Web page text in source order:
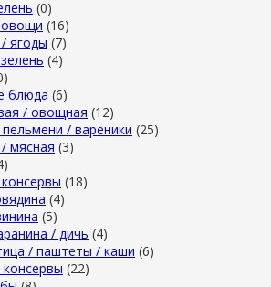
(0)
(16)
ягоды (7)
(4)
блюда (6)
/ овощная (12)
/ вареники (25)
мясная (3)
(18)
(4)
(5)
/ дичь (4)
/ паштеты / каши (6)
(22)